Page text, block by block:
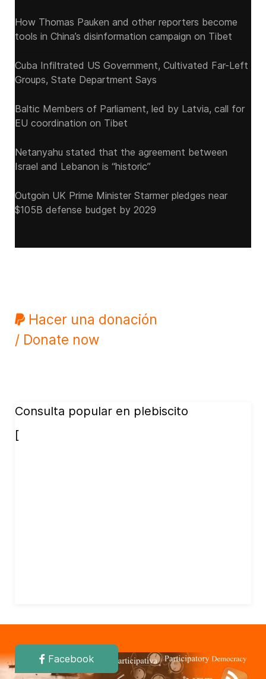
How Thomas Pauken and other reporters become
tools in China’s disinformation campaign on Tibet
Cuba Infiltrated US Government, Cultivated Far-Left
Groups, State Department Says
Baltic Members of Parliament, led by Latvia, call for
EU coordination on Tibet
Netanyahu stated that the agreement between
Israel and Lebanon is “historic”
Outgoin UK Prime Minister Starmer pledges near
$105B defense budget by 2029
Hacer una donación
/ Donate now
Consulta popular en plebiscito
[
Facebook